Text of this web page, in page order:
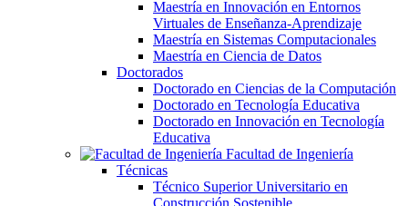
Maestría en Innovación en Entornos
Virtuales de Enseñanza-Aprendizaje
Maestría en Sistemas Computacionales
Maestría en Ciencia de Datos
Doctorados
Doctorado en Ciencias de la Computación
Doctorado en Tecnología Educativa
Doctorado en Innovación en Tecnología
Educativa
Facultad de Ingeniería
Técnicas
Técnico Superior Universitario en
Construcción Sostenible